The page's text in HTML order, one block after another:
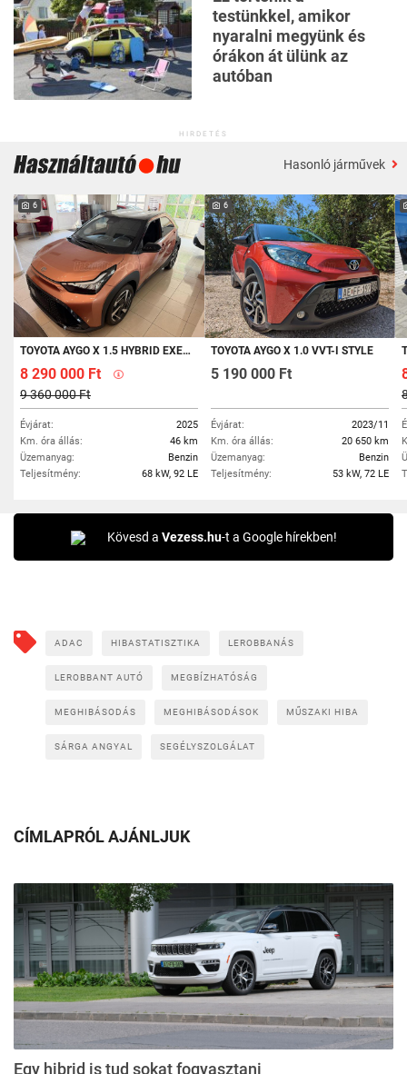
testünkkel, amikor
nyaralni megyünk és
órákon át ülünk az
autóban
HIRDETÉS
Hasonló járművek
6
TOYOTA AYGO X 1.5 HYBRID EXECUTIVE E-CVT
8 290 000 Ft
9 360 000 Ft
Évjárat:
2025
Km. óra állás:
46 km
Üzemanyag:
Benzin
Teljesítmény:
68 kW, 92 LE
6
TOYOTA AYGO X 1.0 VVT-I STYLE
5 190 000 Ft
Évjárat:
2023/11
Km. óra állás:
20 650 km
Üzemanyag:
Benzin
Teljesítmény:
53 kW, 72 LE
Kövesd a Vezess.hu-t a Google hírekben!
ADAC HIBASTATISZTIKA LEROBBANÁS
LEROBBANT AUTÓ MEGBÍZHATÓSÁG
MEGHIBÁSODÁS MEGHIBÁSODÁSOK MŰSZAKI HIBA
SÁRGA ANGYAL SEGÉLYSZOLGÁLAT
CÍMLAPRÓL AJÁNLJUK
Egy hibrid is tud sokat fogyasztani